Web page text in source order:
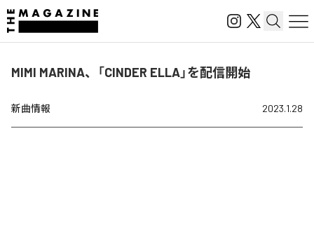
MIMI MARINA、「CINDER ELLA」を配信開始
新曲情報 2023.1.28